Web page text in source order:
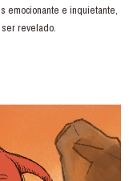
emocionante e inquietante,
revelado.